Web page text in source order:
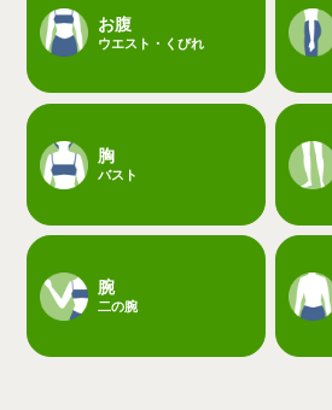
お腹
ウエスト・くびれ
胸
バスト
腕
二の腕